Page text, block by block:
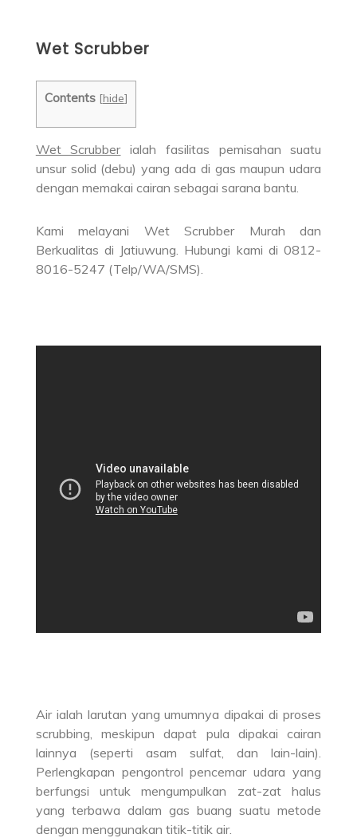
Wet Scrubber
Contents [hide]
Wet Scrubberialah fasilitas pemisahan suatu
unsur solid (debu) yang ada di gas maupun udara
dengan memakai cairan sebagai sarana bantu.
Kami melayani Wet Scrubber Murah dan
Berkualitas di Jatiuwung. Hubungi kami di 0812-
8016-5247 (Telp/WA/SMS).
Air ialah larutan yang umumnya dipakai di proses
scrubbing, meskipun dapat pula dipakai cairan
lainnya (seperti asam sulfat, dan lain-lain).
Perlengkapan pengontrol pencemar udara yang
berfungsi untuk mengumpulkan zat-zat halus
yang terbawa dalam gas buang suatu metode
dengan menggunakan titik-titik air.